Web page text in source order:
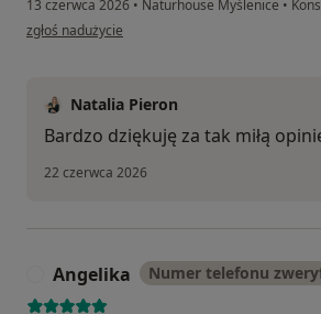
13 czerwca 2026 • Naturhouse Myślenice •
w opinii użytkownika S.B
zgłoś nadużycie
Natalia Pieron
Bardzo dziękuję za tak miłą
22 czerwca 2026
Angelika Numer telefonu